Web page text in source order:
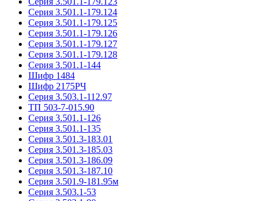
Серия 3.501.1-179.124
Серия 3.501.1-179.125
Серия 3.501.1-179.126
Серия 3.501.1-179.127
Серия 3.501.1-179.128
Серия 3.501.1-144
Шифр 1484
Шифр 2175РЧ
Серия 3.503.1-112.97
ТП 503-7-015.90
Серия 3.501.1-126
Серия 3.501.1-135
Серия 3.501.3-183.01
Серия 3.501.3-185.03
Серия 3.501.3-186.09
Серия 3.501.3-187.10
Серия 3.501.9-181.95м
Серия 3.503.1-53